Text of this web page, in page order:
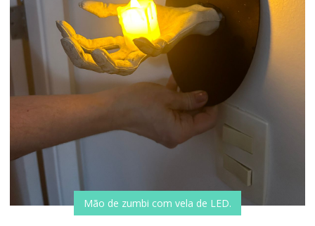
Mão de zumbi com vela de LED.